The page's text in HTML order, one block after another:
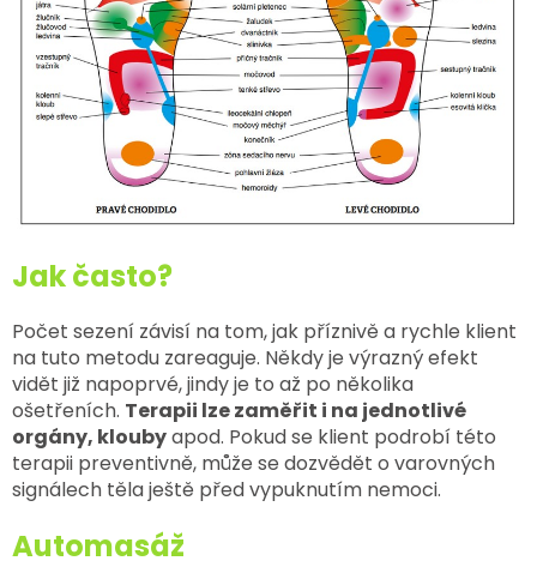
Jak často?
Počet sezení závisí na tom, jak příznivě a rychle klient
na tuto metodu zareaguje. Někdy je výrazný efekt
vidět již napoprvé, jindy je to až po několika
ošetřeních. Terapii lze zaměřit i na jednotlivé
orgány, kloubyapod. Pokud se klient podrobí této
terapii preventivně, může se dozvědět o varovných
signálech těla ještě před vypuknutím nemoci.
Automasáž